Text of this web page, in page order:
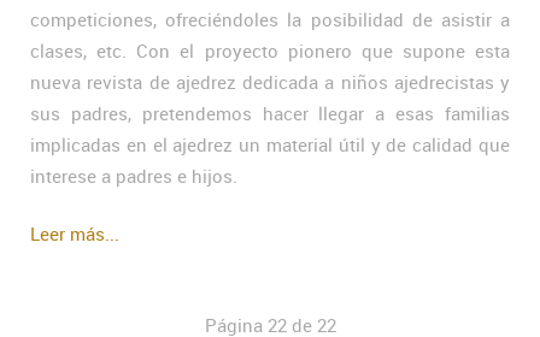
competiciones, ofreciéndoles la posibilidad de asistir a
clases, etc. Con el proyecto pionero que supone esta
nueva revista de ajedrez dedicada a niños ajedrecistas y
sus padres, pretendemos hacer llegar a esas familias
implicadas en el ajedrez un material útil y de calidad que
interese a padres e hijos.
Leer más...
Página 22 de 22